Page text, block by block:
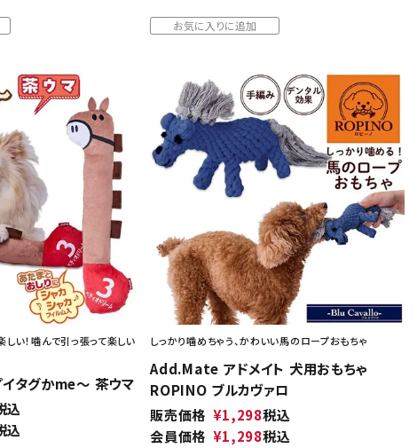
お気に入りに追加
い！噛んで引っ張って楽しい
タグかme～ 茶ウマ
込
込
しっかり噛めちゃう、かわいい馬のロープおもちゃ
Add.Mate アドメイト 犬用おもちゃ
ROPINO ブルカヴァロ
販売価格 ¥1,298税込
会員価格 ¥1,298税込